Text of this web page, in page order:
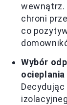
wewnątrz.
chroni
co
Wybór
ocieplania